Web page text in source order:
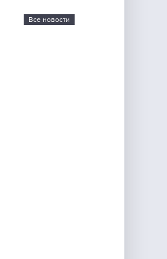
Все новости